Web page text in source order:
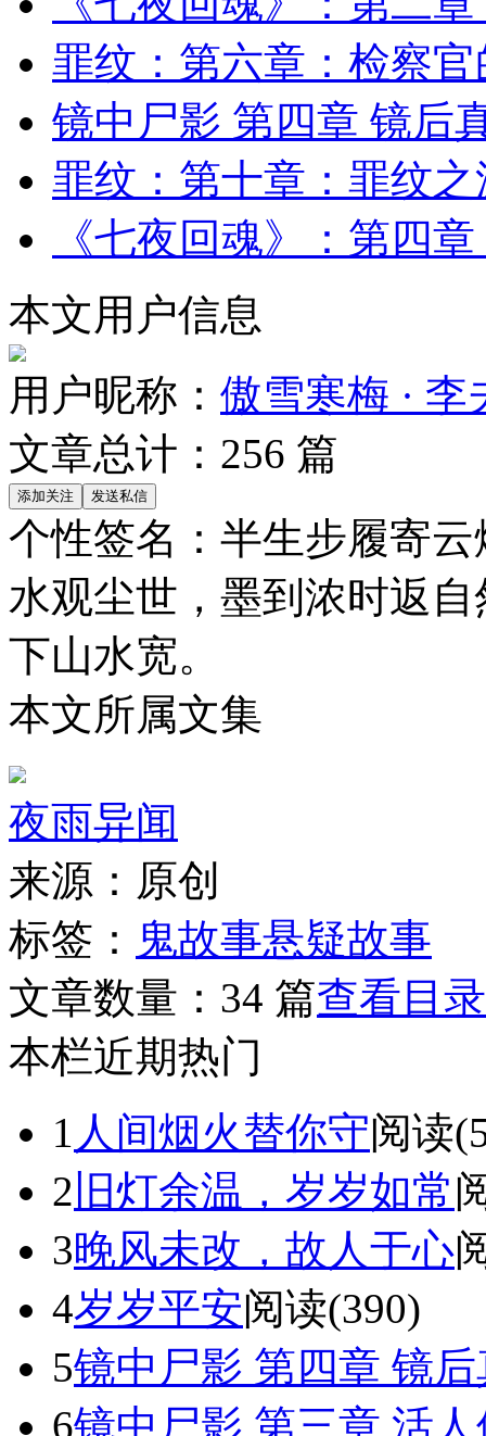
罪纹：第六章：检察
镜中尸影 第四章 镜后
罪纹：第十章：罪纹之
《七夜回魂》：第四
本文用户信息
用户昵称： 傲雪寒梅 · 李
文章总计： 256 篇
个性签名： 半生步履寄
水观尘世，墨到浓时返
下山水宽。
本文所属文集
夜雨异闻
来源： 原创
标签： 鬼故事悬疑故事
文章数量： 34 篇查看目录
本栏近期热门
1 人间烟火替你守阅读
2 旧灯余温，岁岁如常
3晚风未改，故人于心
4岁岁平安阅读(390)
5镜中尸影 第四章 镜
6镜中尸影 第三章 活